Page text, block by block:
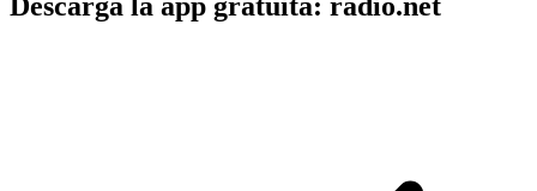
Descarga la app gratuita: radio.net